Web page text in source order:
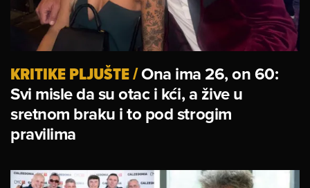
KRITIKE PLJUŠTE/Ona ima 26, on 60:
Svi misle da su otac i kći, a žive u
sretnom braku i to pod strogim
pravilima